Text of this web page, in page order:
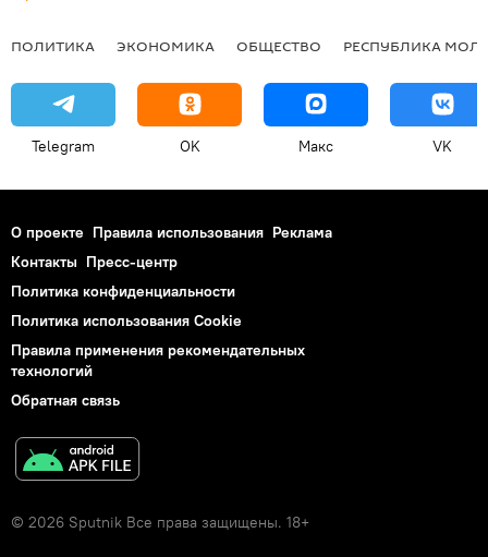
ПОЛИТИКА ЭКОНОМИКА ОБЩЕСТВО РЕСПУБЛИКА
Telegram OK Макс VK
О проекте Правила использования Реклама
Контакты Пресс-центр
Политика конфиденциальности
Политика использования Cookie
Правила применения рекомендательных
технологий
Обратная связь
© 2026 Sputnik Все права защищены. 18+